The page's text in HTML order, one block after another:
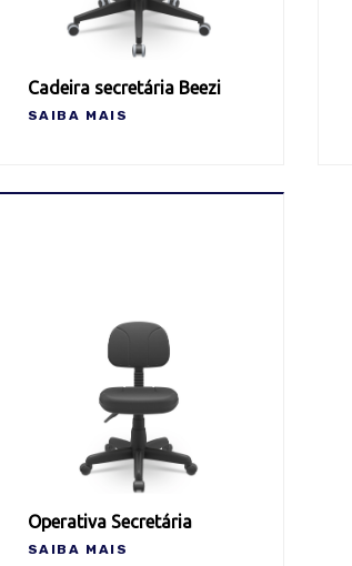
Cadeira secretária Beezi
SAIBA MAIS
Operativa Secretária
SAIBA MAIS